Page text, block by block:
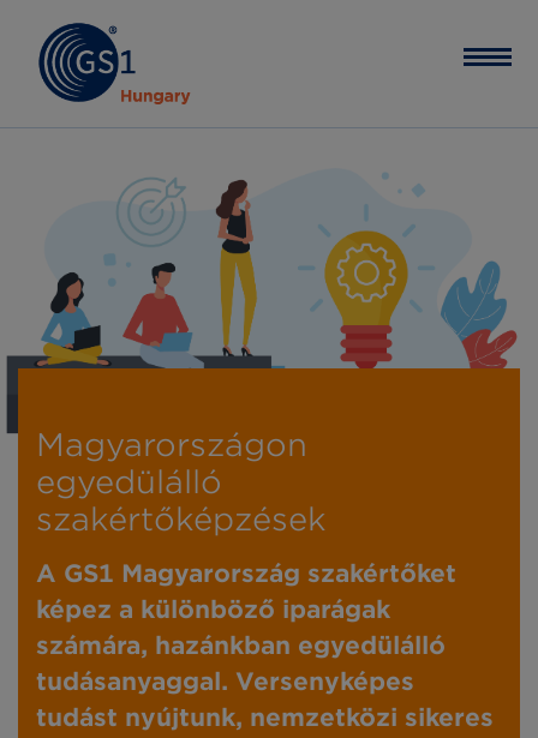
Magyarországon
egyedülálló
szakértőképzések
A GS1 Magyarország szakértőket
képez a különböző iparágak
számára, hazánkban egyedülálló
tudásanyaggal. Versenyképes
tudást nyújtunk, nemzetközi sikeres